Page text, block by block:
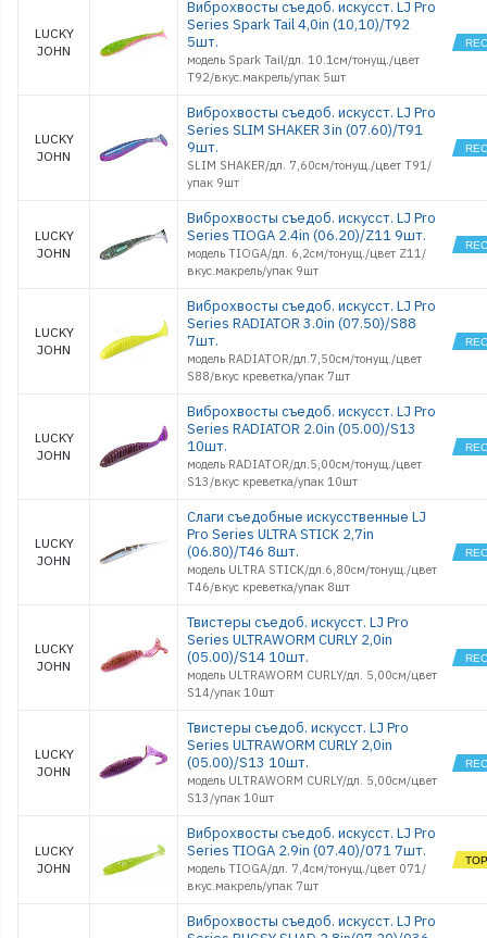
LUCKY
JOHN
Виброхвосты съедоб. искусст. LJ Pro
Series Spark Tail 4,0in (10,10)/T92
5шт.
модель Spark Tail/дл. 10.1см/тонущ./цвет
T92/вкус.макрель/упак 5шт
LUCKY
JOHN
Виброхвосты съедоб. искусст. LJ Pro
Series SLIM SHAKER 3in (07.60)/T91
9шт.
SLIM SHAKER/дл. 7,60см/тонущ./цвет T91/
упак 9шт
LUCKY
JOHN
Виброхвосты съедоб. искусст. LJ Pro
Series TIOGA 2.4in (06.20)/Z11 9шт.
модель TIOGA/дл. 6,2см/тонущ./цвет Z11/
вкус.макрель/упак 9шт
LUCKY
JOHN
Виброхвосты съедоб. искусст. LJ Pro
Series RADIATOR 3.0in (07.50)/S88
7шт.
модель RADIATOR/дл.7,50см/тонущ./цвет
S88/вкус креветка/упак 7шт
LUCKY
JOHN
Виброхвосты съедоб. искусст. LJ Pro
Series RADIATOR 2.0in (05.00)/S13
10шт.
модель RADIATOR/дл.5,00см/тонущ./цвет
S13/вкус креветка/упак 10шт
LUCKY
JOHN
Слаги съедобные искусственные LJ
Pro Series ULTRA STICK 2,7in
(06.80)/T46 8шт.
модель ULTRA STICK/дл.6,80см/тонущ./цвет
T46/вкус креветка/упак 8шт
LUCKY
JOHN
Твистеры съедоб. искусст. LJ Pro
Series ULTRAWORM CURLY 2,0in
(05.00)/S14 10шт.
модель ULTRAWORM CURLY/дл. 5,00см/цвет
S14/упак 10шт
LUCKY
JOHN
Твистеры съедоб. искусст. LJ Pro
Series ULTRAWORM CURLY 2,0in
(05.00)/S13 10шт.
модель ULTRAWORM CURLY/дл. 5,00см/цвет
S13/упак 10шт
LUCKY
JOHN
Виброхвосты съедоб. искусст. LJ Pro
Series TIOGA 2.9in (07.40)/071 7шт.
модель TIOGA/дл. 7,4см/тонущ./цвет 071/
вкус.макрель/упак 7шт
Виброхвосты съедоб. искусст. LJ Pro